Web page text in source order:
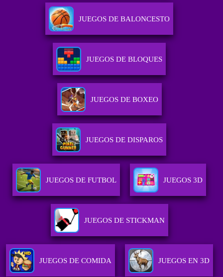
JUEGOS DE BALONCESTO
JUEGOS DE BLOQUES
JUEGOS DE BOXEO
JUEGOS DE DISPAROS
JUEGOS DE FUTBOL JUEGOS 3D
JUEGOS DE STICKMAN
JUEGOS DE COMIDA JUEGOS EN 3D